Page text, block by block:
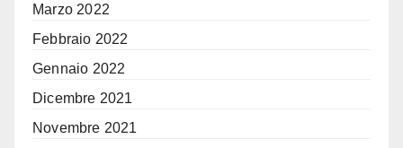
Marzo 2022
Febbraio 2022
Gennaio 2022
Dicembre 2021
Novembre 2021